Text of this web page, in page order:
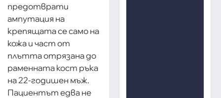
предотврати
ампутация на
крепящата се само на
кожа и част от
плътта отрязана до
раменната кост ръка
на 22-годишен мъж.
Пациентът едва не